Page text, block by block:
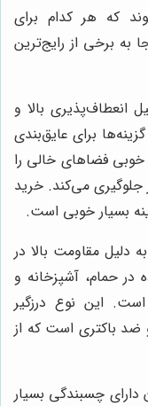
که هر کدام برای
به برخی از رایج‌ترین
انعطاف‌پذیری بالا و
برای عایق‌بندی
فضاهای خالی را
جلوگیری می‌کند. خرید
بسیار خوبی است.
دلیل مقاومت بالا در
در حمام، آشپزخانه و
این نوع درزگیر
باکتری است که از
دارای چسبندگی بسیار